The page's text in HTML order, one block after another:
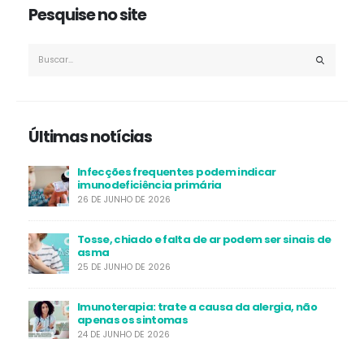
Pesquise no site
Últimas notícias
Infecções frequentes podem indicar
imunodeficiência primária
26 DE JUNHO DE 2026
Tosse, chiado e falta de ar podem ser sinais de
asma
25 DE JUNHO DE 2026
Imunoterapia: trate a causa da alergia, não
apenas os sintomas
24 DE JUNHO DE 2026